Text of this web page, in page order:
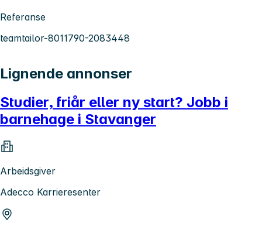
Referanse
teamtailor-8011790-2083448
Lignende annonser
Studier, friår eller ny start? Jobb i
barnehage i Stavanger
Arbeidsgiver
Adecco Karrieresenter